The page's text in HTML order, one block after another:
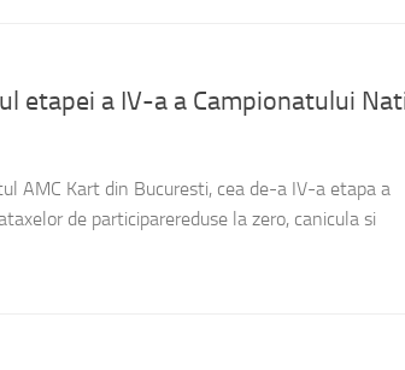
a IV-a a Campionatului
AMC Kart din Bucuresti, cea de-a IV-a etapa a
de participarereduse la zero, canicula si